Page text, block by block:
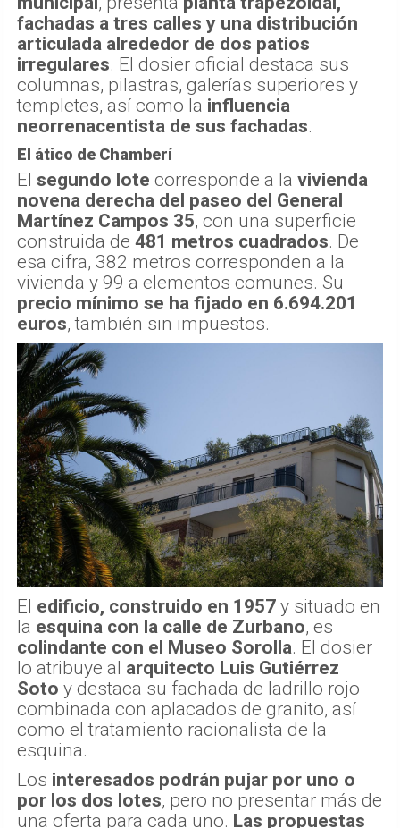
fachadas a tres calles y una distribución
articulada alrededor de dos patios
irregulares. El dosier oficial destaca sus
columnas, pilastras, galerías superiores y
templetes, así como la influencia
neorrenacentista de sus fachadas.
El ático de Chamberí
El segundo lote corresponde a la vivienda
novena derecha del paseo del General
Martínez Campos 35, con una superficie
construida de 481 metros cuadrados. De
esa cifra, 382 metros corresponden a la
vivienda y 99 a elementos comunes. Su
precio mínimo se ha fijado en 6.694.201
euros, también sin impuestos.
El edificio, construido en 1957 y situado en
la esquina con la calle de Zurbano, es
colindante con el Museo Sorolla. El dosier
lo atribuye al arquitecto Luis Gutiérrez
Soto y destaca su fachada de ladrillo rojo
combinada con aplacados de granito, así
como el tratamiento racionalista de la
esquina.
Los interesados podrán pujar por uno o
por los dos lotes, pero no presentar más de
una oferta para cada uno. Las propuestas